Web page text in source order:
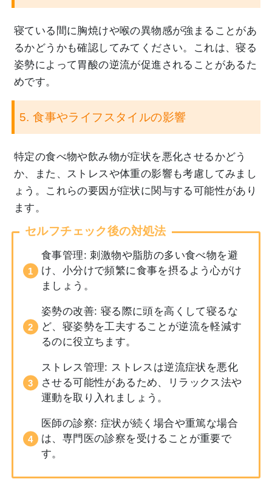
寝ている間に胸焼けや喉の異物感が強まることがあ
るかどうかも確認してみてください。これは、寝る
姿勢によって胃酸の逆流が促進されることがあるた
めです。
5. 食事やライフスタイルの影響
特定の食べ物や飲み物が症状を悪化させるかどう
か、また、ストレスや体重の影響も考慮してみまし
ょう。これらの要因が症状に関与する可能性があり
ます。
セルフチェック後の対処法
食事管理: 刺激物や脂肪の多い食べ物を避
け、小分けで頻繁に食事を摂るよう心がけ
ましょう。
姿勢の改善: 寝る際に頭を高くして寝るな
ど、寝姿勢を工夫することが逆流を軽減す
るのに役立ちます。
ストレス管理: ストレスは逆流症状を悪化
させる可能性があるため、リラックス法や
運動を取り入れましょう。
医師の診察: 症状が続く場合や重篤な場合
は、専門医の診察を受けることが重要で
す。